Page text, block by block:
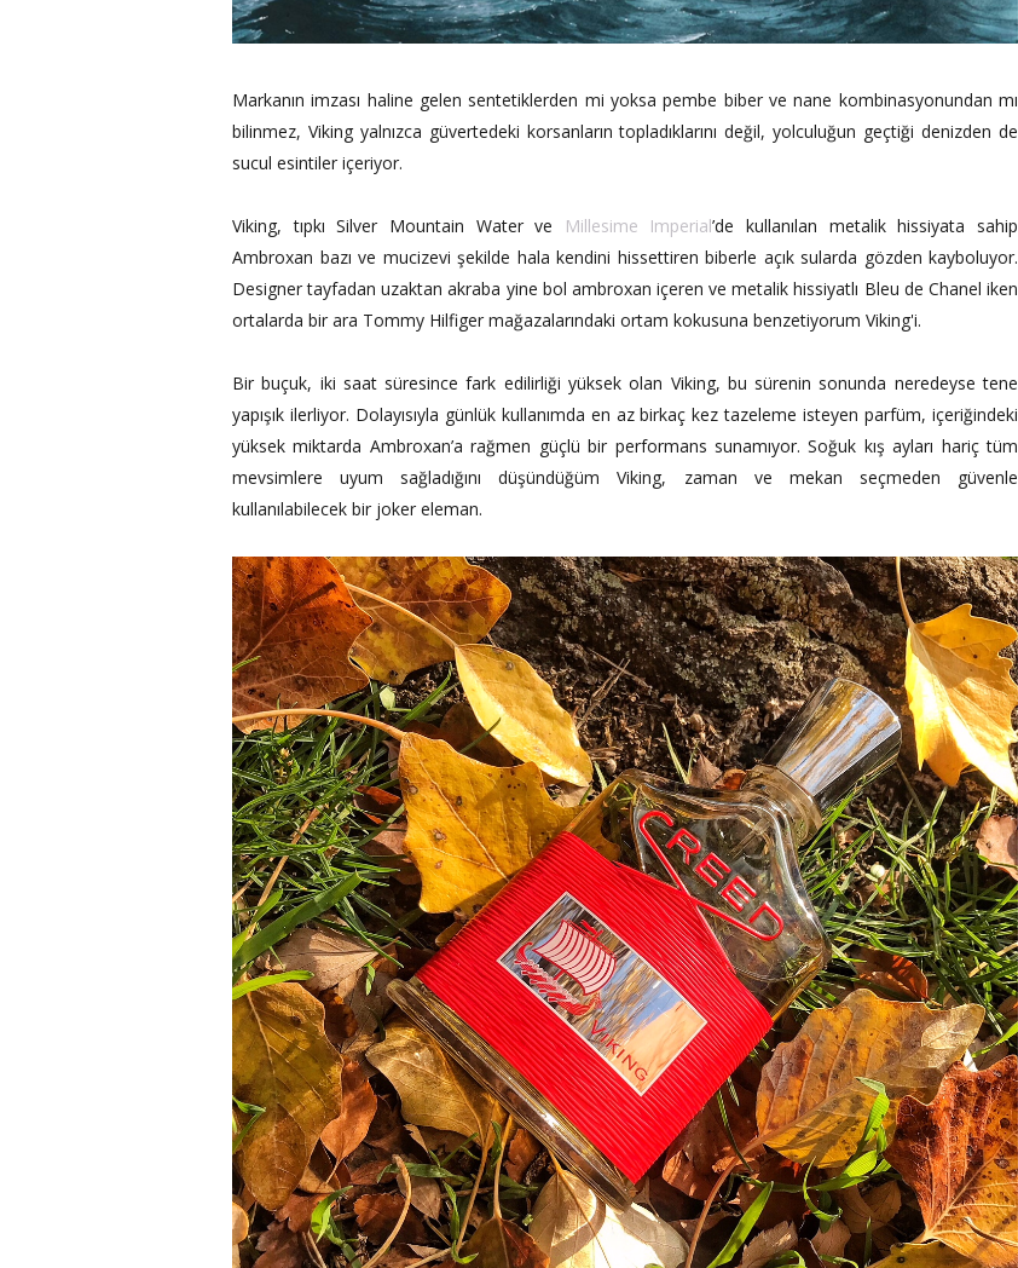
Markanın imzası haline gelen sentetiklerden mi yoksa pembe biber ve nane kombinasyonundan mı
bilinmez, Viking yalnızca güvertedeki korsanların topladıklarını değil, yolculuğun geçtiği denizden de
sucul esintiler içeriyor.
Viking, tıpkı Silver Mountain Water ve Millesime Imperial’de kullanılan metalik hissiyata sahip
Ambroxan bazı ve mucizevi şekilde hala kendini hissettiren biberle açık sularda gözden kayboluyor.
Designer tayfadan uzaktan akraba yine bol ambroxan içeren ve metalik hissiyatlı Bleu de Chanel iken
ortalarda bir ara Tommy Hilfiger mağazalarındaki ortam kokusuna benzetiyorum Viking'i.
Bir buçuk, iki saat süresince fark edilirliği yüksek olan Viking, bu sürenin sonunda neredeyse tene
yapışık ilerliyor. Dolayısıyla günlük kullanımda en az birkaç kez tazeleme isteyen parfüm, içeriğindeki
yüksek miktarda Ambroxan’a rağmen güçlü bir performans sunamıyor. Soğuk kış ayları hariç tüm
mevsimlere uyum sağladığını düşündüğüm Viking, zaman ve mekan seçmeden güvenle
kullanılabilecek bir joker eleman.